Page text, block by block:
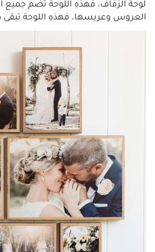
لوحة الزفاف، فهذهِ اللوحة تضم جميع
العروس وعريسها، فهذهِ اللوحة تبقى